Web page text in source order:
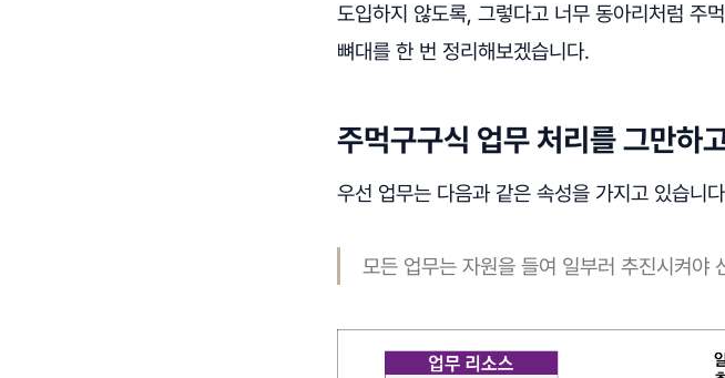
도입하지 않도록, 그렇다고 너무 동아리처럼 주
뼈대를 한 번 정리해보겠습니다.
주먹구구식 업무 처리를 그만하
우선 업무는 다음과 같은 속성을 가지고 있습니
모든 업무는 자원을 들여 일부러 추진시켜야